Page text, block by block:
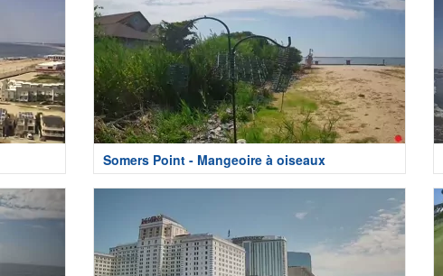
Somers Point - Mangeoire à oiseaux